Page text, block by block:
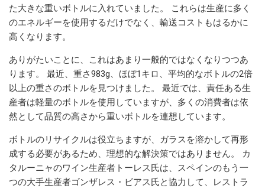
た大きな重いボトルに入れていました。 これらは生産に多く
のエネルギーを使用するだけでなく、輸送コストもはるかに
高くなります。
ありがたいことに、これはあまり一般的ではなくなりつつあ
ります。 最近、重さ983g、ほぼ1キロ、平均的なボトルの2倍
以上の重さのボトルを見つけました。 最近では、責任ある生
産者は軽量のボトルを使用していますが、多くの消費者は依
然として品質の高さから重いボトルを連想しています。
ボトルのリサイクルは役立ちますが、ガラスを溶かして再形
成する必要があるため、理想的な解決策ではありません。 カ
タルーニャのワイン生産者トーレス氏は、スペインのもう一
つの大手生産者ゴンザレス・ビアス氏と協力して、レストラ